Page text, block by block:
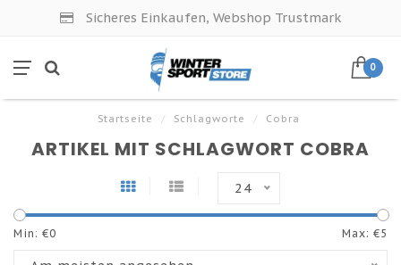
Sicheres Einkaufen, Webshop Trustmark
0
Startseite / Schlagworte / Cobra
ARTIKEL MIT SCHLAGWORT COBRA
24
Min: €0 Max: €5